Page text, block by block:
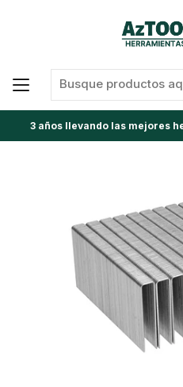
3 años llevando las mejores